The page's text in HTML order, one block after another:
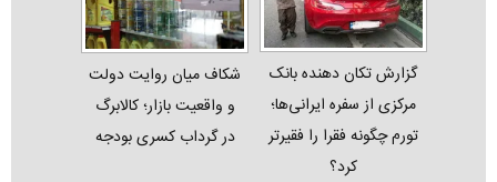
گزارش تکان‌ دهنده بانک
مرکزی از سفره ایرانی‌ها؛
تورم چگونه فقرا را فقیرتر
کرد؟
شکاف میان روایت دولت
و واقعیت بازار؛ کالابرگ
در گرداب کسری بودجه